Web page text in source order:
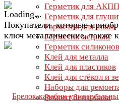
Герметик для
Герметик для
Герметик для швов
Герметик медный
Герметик
Клей для металла
Клей для пластиков
Клей для стёкол и
Наборы для
Ремонт бензобака
Покупатели, которые
ключ металлические, также